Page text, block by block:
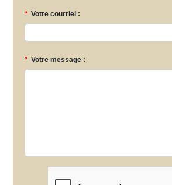
* Votre courriel :
* Votre message :